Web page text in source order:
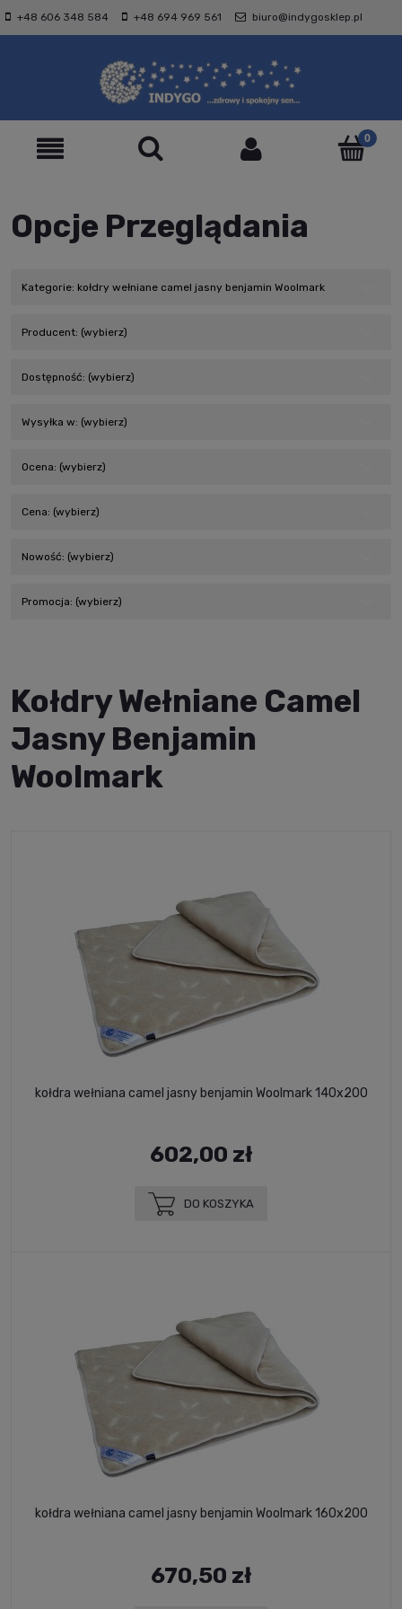
+48 606 348 584 +48 694 969 561 biuro@indygosklep.pl
Opcje Przeglądania
Kategorie: kołdry wełniane camel jasny benjamin Woolmark
Producent: (wybierz)
Dostępność: (wybierz)
Wysyłka w: (wybierz)
Ocena: (wybierz)
Cena: (wybierz)
Nowość: (wybierz)
Promocja: (wybierz)
Kołdry Wełniane Camel
Jasny Benjamin
Woolmark
kołdra wełniana camel jasny benjamin Woolmark 140x200
602,00 zł
DO KOSZYKA
kołdra wełniana camel jasny benjamin Woolmark 160x200
670,50 zł